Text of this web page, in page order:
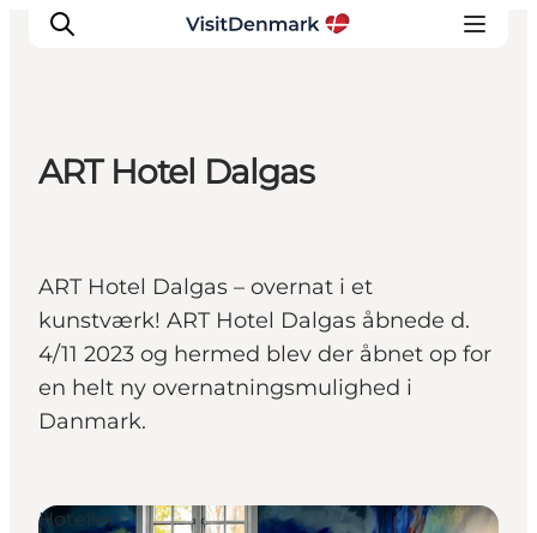
Aktiviteter
Overnatting
Planlegg reisen
ART Hotel Dalgas
ART Hotel Dalgas – overnat i et
kunstværk! ART Hotel Dalgas åbnede d.
4/11 2023 og hermed blev der åbnet op for
en helt ny overnatningsmulighed i
Danmark.
Hoteller